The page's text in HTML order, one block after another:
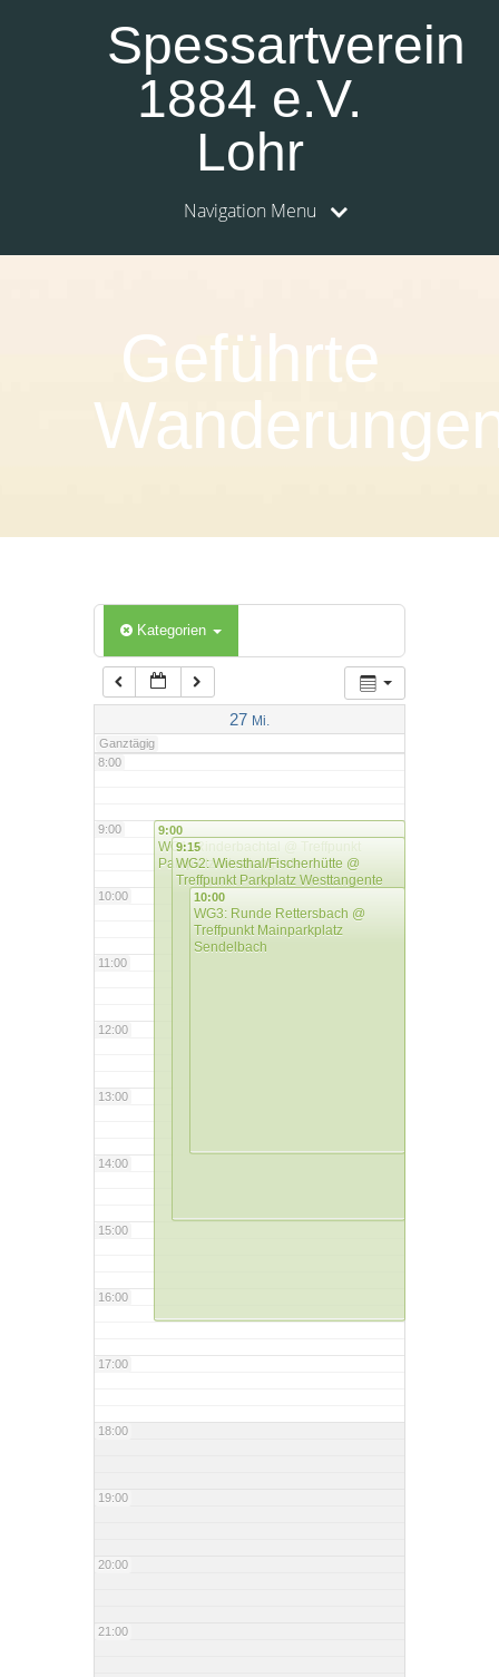
Spessartverein
1884 e.V.
Lohr
Navigation Menu
Geführte
Kategorien
27 Mi.
Ganztägig
3:00
6:00
7:00
8:00
9:00
10:00
11:00
12:00
13:00
14:00
15:00
16:00
17:00
18:00
19:00
20:00
21:00
9:00
WG1: Rinderbachtal @ Treffpunkt
Parkplatz Westtangente
9:15
WG2: Wiesthal/Fischerhütte @
Treffpunkt Parkplatz Westtangente
10:00
WG3: Runde Rettersbach @
Treffpunkt Mainparkplatz
Sendelbach